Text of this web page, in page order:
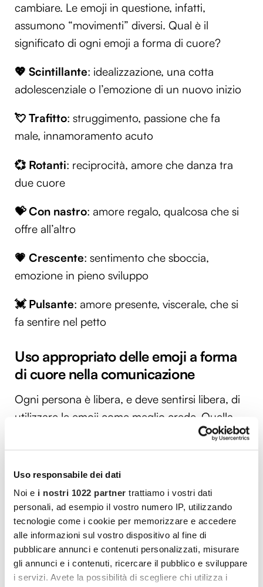
Uso responsabile dei dati
Noi e i nostri 1022 partner trattiamo i vostri dati
personali, ad esempio il vostro numero IP, utilizzando
tecnologie come i cookie per memorizzare e accedere
alle informazioni sul vostro dispositivo al fine di
pubblicare annunci e contenuti personalizzati, misurare
gli annunci e i contenuti, ricercare il pubblico e sviluppare
i servizi. Avete la possibilità di scegliere chi utilizza i
cambiare. Le emoji in questione, infatti,
assumono “movimenti” diversi. Qual è il
significato di ogni emoji a forma di cuore?
💖 Scintillante: idealizzazione, una cotta
adolescenziale o l’emozione di un nuovo inizio
💘 Trafitto: struggimento, passione che fa
male, innamoramento acuto
💞 Rotanti: reciprocità, amore che danza tra
due cuore
💝Con nastro: amore regalo, qualcosa che si
offre all’altro
💗 Crescente: sentimento che sboccia,
emozione in pieno sviluppo
💓Pulsante: amore presente, viscerale, che si
fa sentire nel petto
Uso appropriato delle emoji a forma
di cuore nella comunicazione
Ogni persona è libera, e deve sentirsi libera, di
utilizzare le emoji come meglio crede. Quella
del cuore è potente e può adattarsi a contesti
differenti: sta sempre a noi scegliere su quale
puntare. Tuttavia, seguire qualche piccolissimo
consiglio potrebbe risultare efficace da un
punto di vista comunicativo. Ad esempio, se si
vuole esprimere un sentimento forte o un
sentimento particolarmente intimo, il cuore
rosso sarà ideale. Da preferire invece l’emoji a
cuore giallo, arancione o verde per amici e